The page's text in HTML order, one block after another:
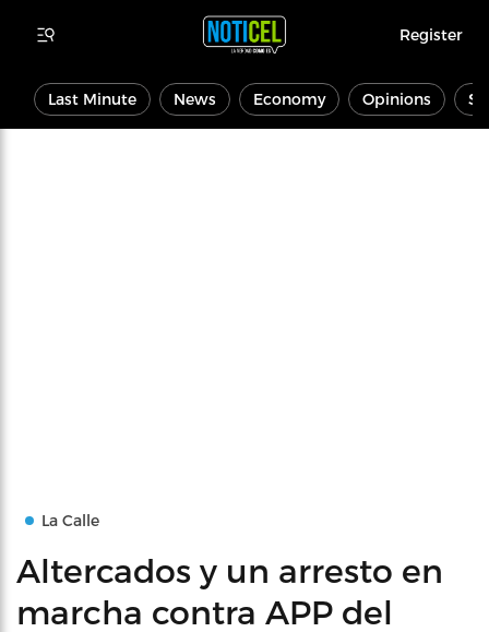
Register
Last Minute News Economy Opinions
La Calle
Altercados y un arresto en
marcha contra APP del